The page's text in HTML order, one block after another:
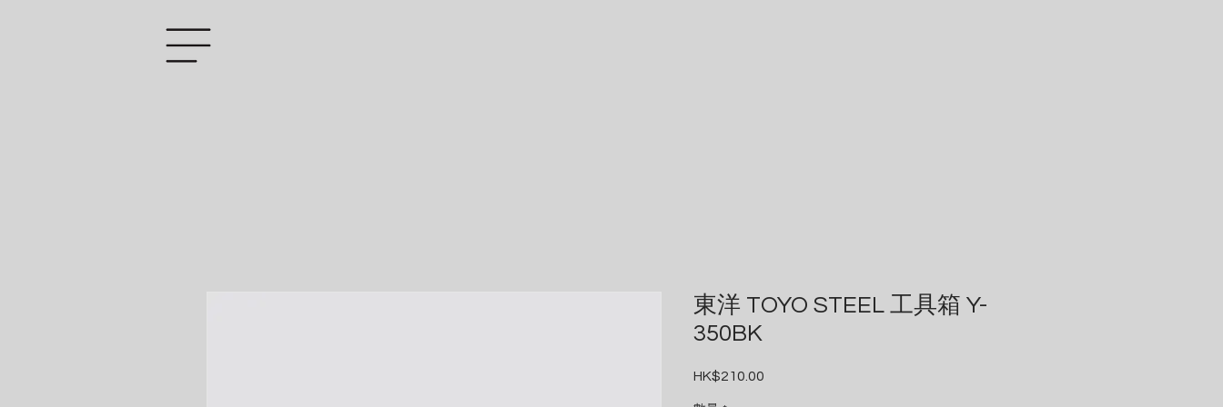
東洋 TOYO STEEL 工具箱 Y-
350BK
HK$210.00